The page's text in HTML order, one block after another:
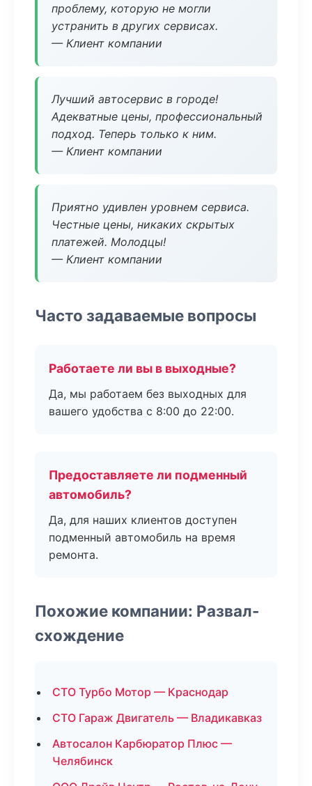
проблему, которую не могли
устранить в других сервисах.
— Клиент компании
Лучший автосервис в городе!
Адекватные цены, профессиональный
подход. Теперь только к ним.
— Клиент компании
Приятно удивлен уровнем сервиса.
Честные цены, никаких скрытых
платежей. Молодцы!
— Клиент компании
Часто задаваемые вопросы
Работаете ли вы в выходные?
Да, мы работаем без выходных для
вашего удобства с 8:00 до 22:00.
Предоставляете ли подменный
автомобиль?
Да, для наших клиентов доступен
подменный автомобиль на время
ремонта.
Похожие компании: Развал-
схождение
СТО Турбо Мотор — Краснодар
СТО Гараж Двигатель — Владикавказ
Автосалон Карбюратор Плюс —
Челябинск